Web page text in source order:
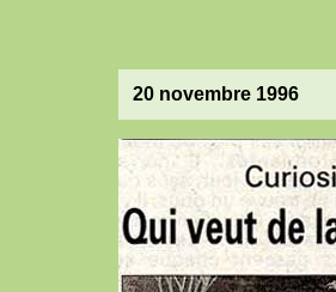
20 novembre 1996